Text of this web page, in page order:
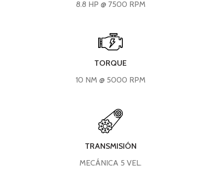
8.8 HP @ 7500 RPM
TORQUE
10 NM @ 5000 RPM
TRANSMISIÓN
MECÁNICA 5 VEL.